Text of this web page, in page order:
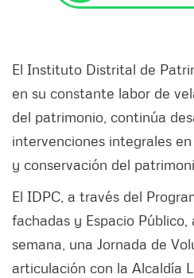
El Instituto Distrital de
en su constante labor de
del patrimonio, continúa
intervenciones integrales
y conservación del
El IDPC, a través del
fachadas y Espacio
semana, una Jornada de
articulación con la Alcaldía